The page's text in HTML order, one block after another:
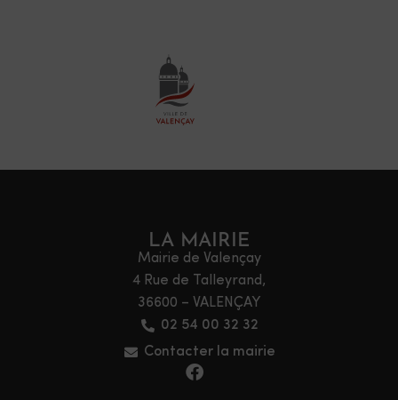
LA MAIRIE
Mairie de Valençay
4 Rue de Talleyrand,
36600 – VALENÇAY
02 54 00 32 32
Contacter la mairie